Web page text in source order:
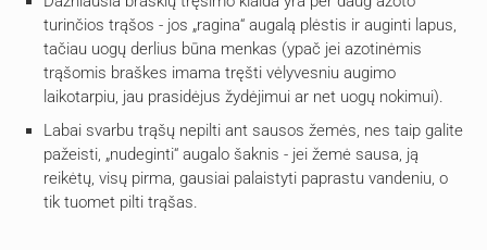
turinčios trąšos - jos „ragina“ augalą plėstis ir auginti lapus,
tačiau uogų derlius būna menkas (ypač jei azotinėmis
trąšomis braškes imama tręšti vėlyvesniu augimo
laikotarpiu, jau prasidėjus žydėjimui ar net uogų nokimui).
Labai svarbu trąšų nepilti ant sausos žemės, nes taip galite
pažeisti, „nudeginti“ augalo šaknis - jei žemė sausa, ją
reikėtų, visų pirma, gausiai palaistyti paprastu vandeniu, o
tik tuomet pilti trąšas.